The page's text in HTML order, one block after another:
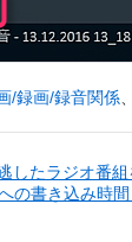
/録画/録音関係、
したラジオ番
の書き込み時